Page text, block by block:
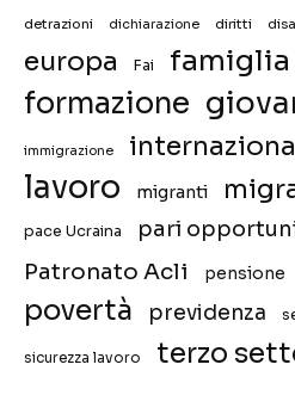
detrazioni dichiarazione diritti
europa Fai famiglia
formazione
immigrazione
lavoro migranti
pace Ucraina pari
Patronato Acli pensione
povertà previdenza
sicurezza lavoro terzo